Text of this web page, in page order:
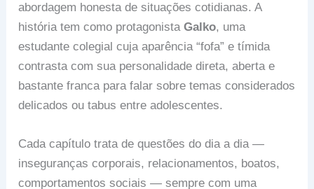
abordagem honesta de situações cotidianas. A
história tem como protagonistaGalko, uma
estudante colegial cuja aparência “fofa” e tímida
contrasta com sua personalidade direta, aberta e
bastante franca para falar sobre temas considerados
delicados ou tabus entre adolescentes.
Cada capítulo trata de questões do dia a dia —
inseguranças corporais, relacionamentos, boatos,
comportamentos sociais — sempre com uma